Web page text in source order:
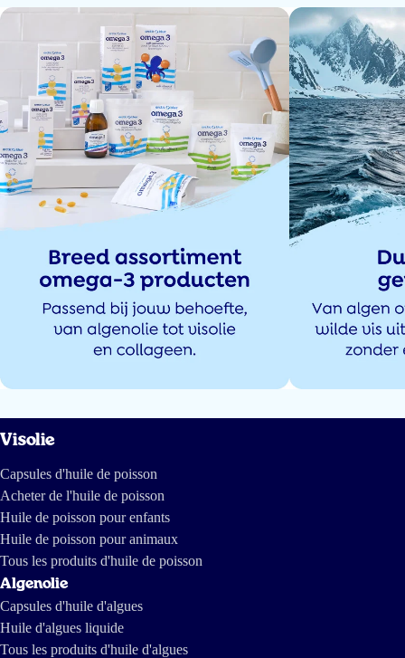
Fish oil tastes good. No weird or nasty after taste.
Talos
11 juil 2026
Ik heb het geprobeerd maar de hele dag heb een oli smaak in je mond. Ik
vond het geen succes
Krista van Verseveld
6 juil 2026
Top product zal het zeker vaker bestellen bedankt
Goksel Albayrak
Makkelijk in gebruik, geen na smaak na inname. Smaak is door de citrus
smaak lekker in nemen.
Ik voel duidelijk dat ik minder vermoeid ben
Anka
Visolie
Capsules d'huile de poisson
Acheter de l'huile de poisson
Huile de poisson pour enfants
Huile de poisson pour animaux
Tous les produits d'huile de poisson
Algenolie
Capsules d'huile d'algues
Huile d'algues liquide
Tous les produits d'huile d'algues